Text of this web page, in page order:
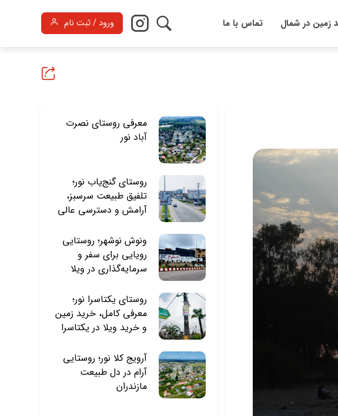
زمین در شمال تماس با ما ورود / ثبت نام
معرفی روستای نصرت
آباد نور
روستای گنج‌یاب نور؛
تلفیق طبیعت سرسبز،
آرامش و دسترسی عالی
ونوش نوشهر؛ روستایی
رویایی برای سفر و
سرمایه‌گذاری در ویلا
روستای یکتاسرا نور؛
معرفی کامل، خرید زمین
و خرید ویلا در یکتاسرا
آرویج‌ کلا نور؛ روستایی
آرام در دل طبیعت
مازندران